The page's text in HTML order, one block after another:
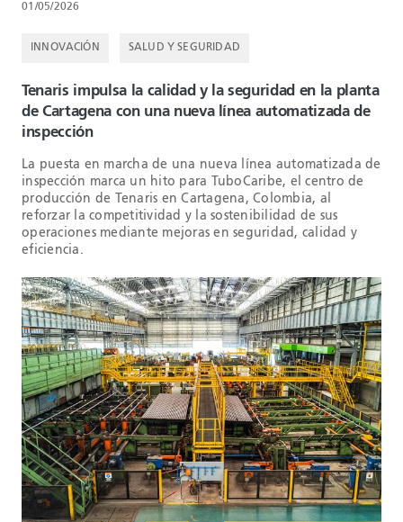
01/05/2026
INNOVACIÓN SALUD Y SEGURIDAD
Tenaris impulsa la calidad y la seguridad en la planta
de Cartagena con una nueva línea automatizada de
inspección
La puesta en marcha de una nueva línea automatizada de
inspección marca un hito para TuboCaribe, el centro de
producción de Tenaris en Cartagena, Colombia, al
reforzar la competitividad y la sostenibilidad de sus
operaciones mediante mejoras en seguridad, calidad y
eficiencia.